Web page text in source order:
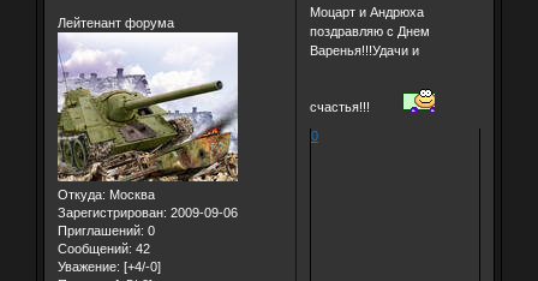
Лейтенант форума
Откуда: Москва
Зарегистрирован: 2009-09-06
Приглашений: 0
Сообщений: 42
Уважение: [+4/-0]
Моцарт и Андрюха
поздравляю с Днем
Варенья!!!Удачи и
счастья!!!
0